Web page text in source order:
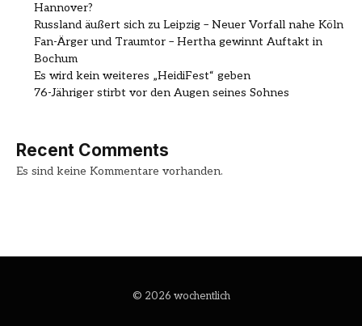
Hannover?
Russland äußert sich zu Leipzig – Neuer Vorfall nahe Köln
Fan-Ärger und Traumtor – Hertha gewinnt Auftakt in
Bochum
Es wird kein weiteres „HeidiFest“ geben
76-Jähriger stirbt vor den Augen seines Sohnes
Recent Comments
Es sind keine Kommentare vorhanden.
© 2026 wochentlich